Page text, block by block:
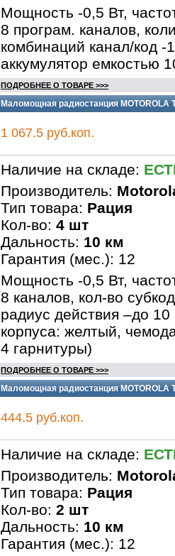
Мощность -0,5 Вт,
8 програм. каналов,
комбинаций канал/код -
аккумулятор емкостью
ПОДРОБНЕЕ О ТОВАРЕ >>>
Маломощная радиостанция MOTOROLA
1 067.5 руб.коп.
Наличие на складе:
Производитель:
Тип товара: Рация
Кол-во: 4 шт
Дальность: 10 км
Гарантия (мес.): 12
Мощность -0,5 Вт,
8 каналов, кол-во
радиус действия –до 10
корпуса: желтый,
4 гарнитуры)
ПОДРОБНЕЕ О ТОВАРЕ >>>
Маломощная радиостанция MOTOROLA
444.5 руб.коп.
Наличие на складе:
Производитель:
Тип товара: Рация
Кол-во: 2 шт
Дальность: 10 км
Гарантия (мес.): 12